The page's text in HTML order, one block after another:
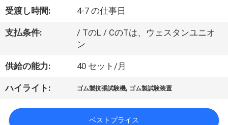
私
達
つ
い
て
受渡し時間: 4-7 の仕事日
支払条件:
/ TのL / CのTは、ウェスタンユニオ
ン
供給の能力: 40 セット/月
ハイライト: ゴム製抗張試験機, ゴム製試験装置
ベストプライス